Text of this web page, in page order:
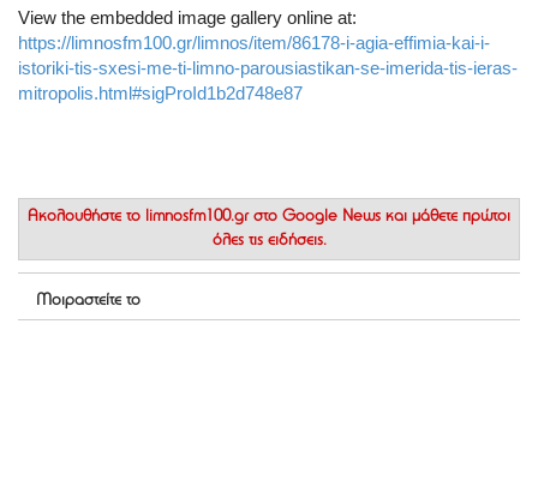
View the embedded image gallery online at:
https://limnosfm100.gr/limnos/item/86178-i-agia-effimia-kai-i-
istoriki-tis-sxesi-me-ti-limno-parousiastikan-se-imerida-tis-ieras-
mitropolis.html#sigProId1b2d748e87
Ακολουθήστε το limnosfm100.gr στο Google News και μάθετε πρώτοι
όλες τις ειδήσεις.
Μοιραστείτε το